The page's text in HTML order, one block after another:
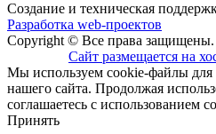
Создание и техническая
Разработка web-проектов
Copyright © Все права защищены. |
Сайт размещается на
Мы используем cookie-файлы для
нашего сайта. Продолжая
соглашаетесь с использованием
Принять